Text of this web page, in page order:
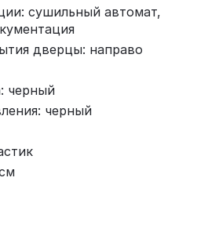
сушильный автомат,
дверцы: направо
черный
черный